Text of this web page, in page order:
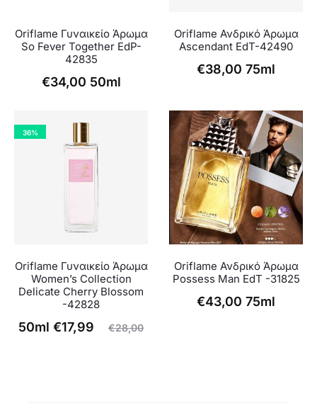
Oriflame Γυναικείο Άρωμα
So Fever Together EdP-
42835
€34,00 50ml
Oriflame Ανδρικό Άρωμα
Ascendant EdT-42490
€38,00 75ml
36%
Oriflame Γυναικείο Άρωμα
Women’s Collection
Delicate Cherry Blossom
-42828
€28,00
Original
€17,99
Η
50ml
Oriflame Ανδρικό Άρωμα
Possess Man EdT -31825
€43,00 75ml